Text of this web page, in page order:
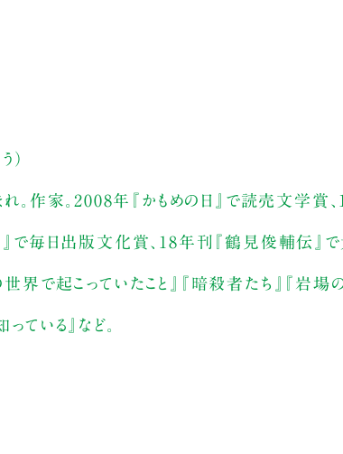
）
。作家。2008年『かもめの日』で読売文学賞
で毎日出版文化賞、18年刊『鶴見俊輔伝』で
世界で起こっていたこと』『暗殺者たち』『岩場
ている』など。